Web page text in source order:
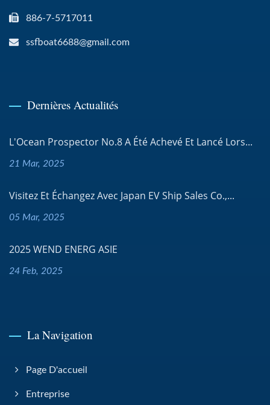
886-7-5717011
ssfboat6688@gmail.com
Dernières Actualités
L'Ocean Prospector No.8 A Été Achevé Et Lancé Lors...
21 Mar, 2025
Visitez Et Échangez Avec Japan EV Ship Sales Co.,...
05 Mar, 2025
2025 WEND ENERG ASIE
24 Feb, 2025
La Navigation
Page D'accueil
Entreprise